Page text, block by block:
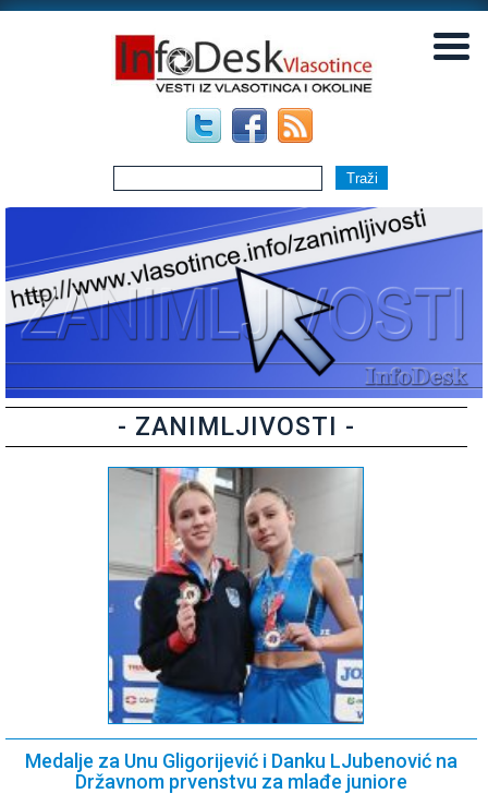
- ZANIMLJIVOSTI -
Medalje za Unu Gligorijević i Danku LJubenović na
Državnom prvenstvu za mlađe juniore